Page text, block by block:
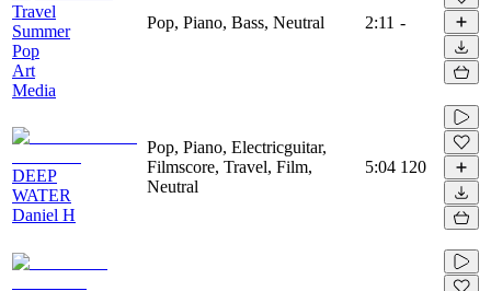
Travel
Summer
Pop
Art
Media
Pop, Piano, Bass, Neutral 2:11 -
DEEP
WATER
Daniel H
Pop, Piano, Electricguitar,
Filmscore, Travel, Film,
Neutral
5:04 120